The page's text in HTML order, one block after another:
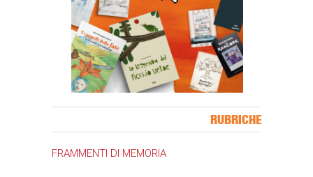
RUBRICHE
FRAMMENTI DI MEMORIA